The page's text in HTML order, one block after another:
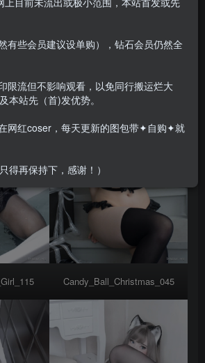
Candy_Ball_Christmas_045
有些会员建议设单购），钻石会员仍然全
限流但不影响观看，以免同行搬运烂大
本站先（首)发优势。
网红coser，每天更新的图包带✦自购✦就
得再保持下，感谢！）